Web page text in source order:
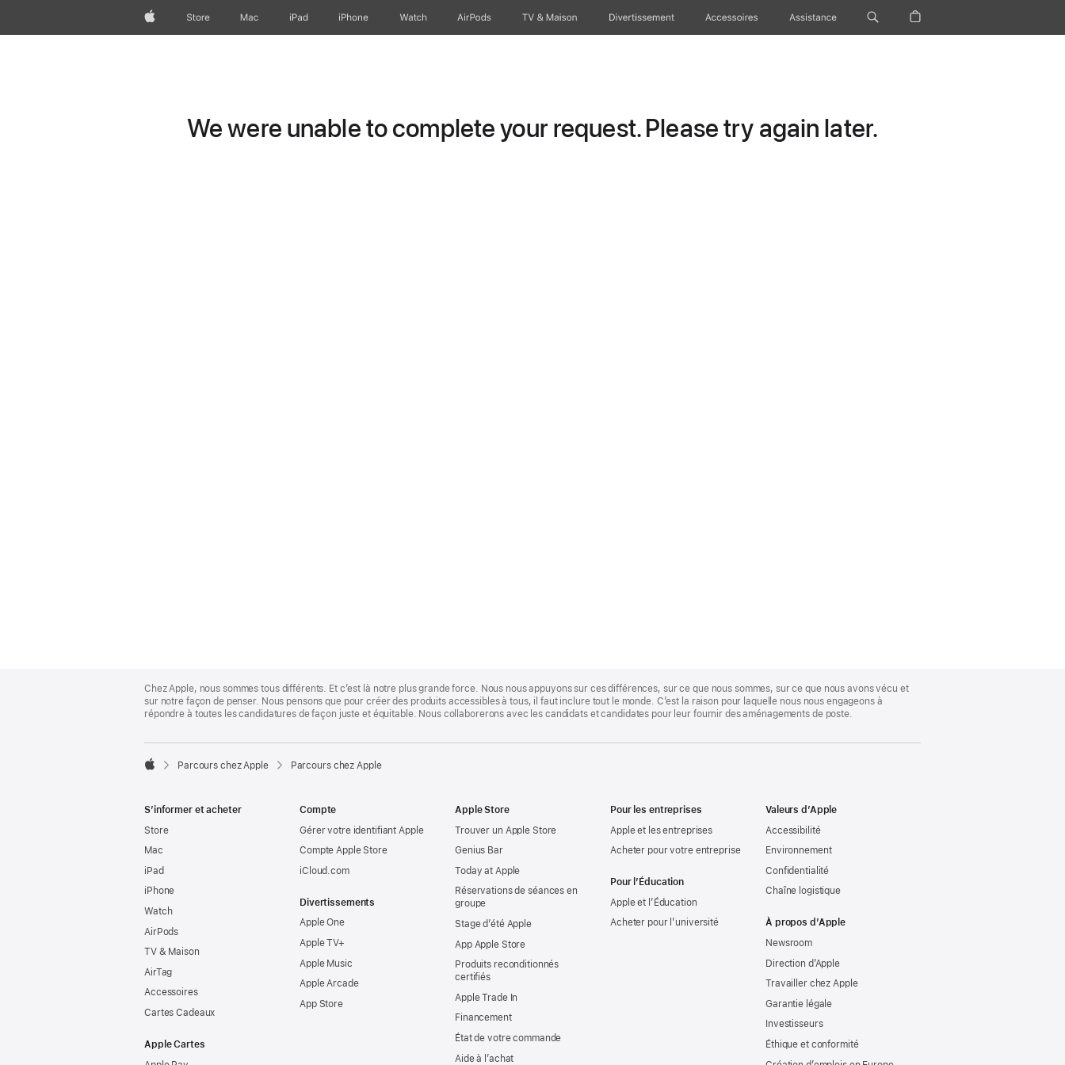
AppleStore Mac iPad iPhone Watch AirPods TV & Maison Divertissements Accessoires Assistance
We were unable to complete your request. Please try again later.
Footer
Chez Apple, nous sommes tous différents. Et c’est là notre plus grande force. Nous nous appuyons sur ces différences, sur ce que nous sommes, sur ce que nous avons vécu et
sur notre façon de penser. Nous pensons que pour créer des produits accessibles à tous, il faut inclure tout le monde. C’est la raison pour laquelle nous nous engageons à
répondre à toutes les candidatures de façon juste et équitable. Nous collaborerons avec les candidats et candidates pour leur fournir des aménagements de poste.

Parcours chez Apple Parcours chez Apple
S’informer et acheter
Store
Mac
iPad
iPhone
Watch
AirPods
TV & Maison
AirTag
Accessoires
Cartes Cadeaux
Apple Cartes
Compte
Gérer votre identifiant Apple
Compte Apple Store
iCloud.com
Divertissements
Apple One
Apple TV+
Apple Music
Apple Arcade
App Store
Apple Store
Trouver un Apple Store
Genius Bar
Today at Apple
Réservations de séances en
groupe
Stage d’été Apple
App Apple Store
Produits reconditionnés
certifiés
Apple Trade In
Financement
État de votre commande
Aide à l’achat
Pour les entreprises
Apple et les entreprises
Acheter pour votre entreprise
Pour l’Éducation
Apple et l’Éducation
Acheter pour l’université
Valeurs d’Apple
Accessibilité
Environnement
Confidentialité
Chaîne logistique
À propos d’Apple
Newsroom
Direction d’Apple
Travailler chez Apple
Garantie légale
Investisseurs
Éthique et conformité